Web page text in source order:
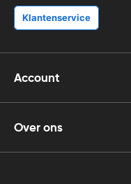
Klantenservice
Account
Over ons